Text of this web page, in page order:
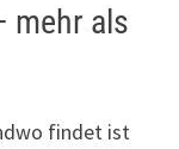
mehr als
findet ist